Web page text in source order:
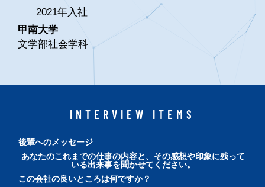
2021年入社
甲南大学
文学部社会学科
INTERVIEW ITEMS
後輩へのメッセージ
あなたのこれまでの仕事の内容と、その感想や印象に残って
いる出来事を聞かせてください。
この会社の良いところは何ですか？